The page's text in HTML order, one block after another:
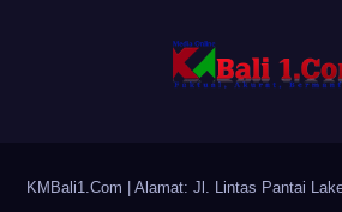
KMBali1.Com
| Alamat: Jl. Lintas Pantai